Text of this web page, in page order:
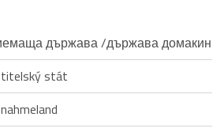
държава /държава домакин
stát